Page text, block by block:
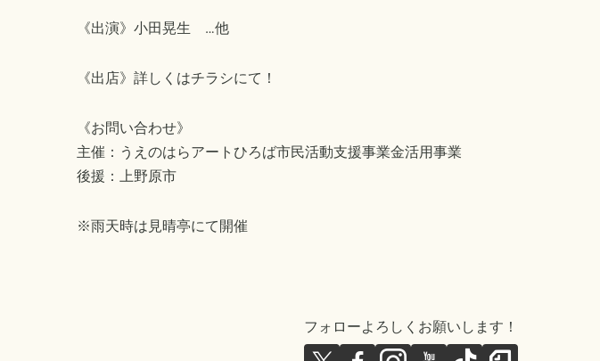
《出演》小田晃生 …他
《出店》詳しくはチラシにて！
《お問い合わせ》
主催：うえのはらアートひろば市民活動支援事業金活用事業
後援：上野原市
※雨天時は見晴亭にて開催
フォローよろしくお願いします！